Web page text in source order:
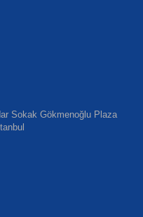
Sokak Gökmenoğlu Plaza